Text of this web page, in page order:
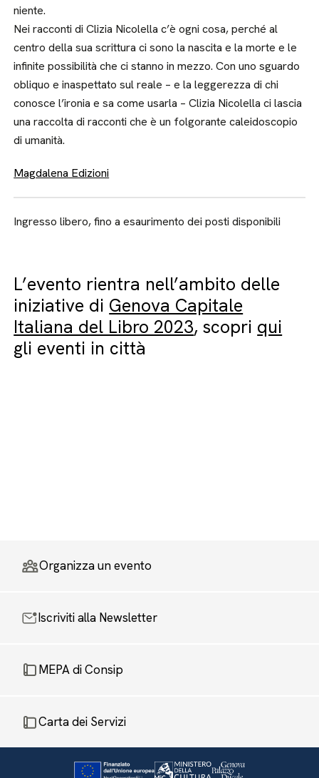
niente.
Nei racconti di Clizia Nicolella c’è ogni cosa, perché al
centro della sua scrittura ci sono la nascita e la morte e le
infinite possibilità che ci stanno in mezzo. Con uno sguardo
obliquo e inaspettato sul reale – e la leggerezza di chi
conosce l’ironia e sa come usarla – Clizia Nicolella ci lascia
una raccolta di racconti che è un folgorante caleidoscopio
di umanità.
Magdalena Edizioni
Ingresso libero, fino a esaurimento dei posti disponibili
L’evento rientra nell’ambito delle
iniziative di Genova Capitale
Italiana del Libro 2023, scopri qui
gli eventi in città
Organizza un evento
Iscriviti alla Newsletter
MEPA di Consip
Carta dei Servizi